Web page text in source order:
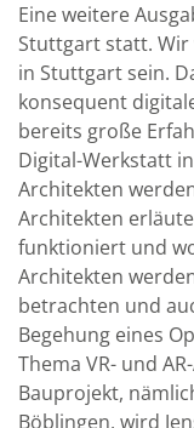
Eine weitere
Stuttgart statt. Wir
in Stuttgart sein.
konsequent
bereits große
Digital-Werkstatt
Architekten
Architekten
funktioniert und
Architekten
betrachten und
Begehung eines
Thema VR- und
Bauprojekt,
Böblingen, wird